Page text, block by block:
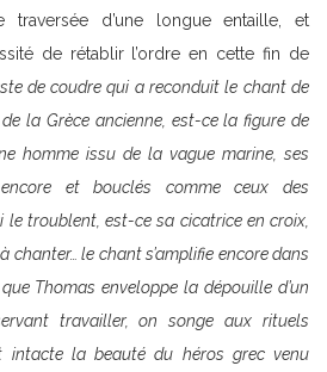
traversée d’une longue entaille, et
de rétablir l’ordre en cette fin de
de coudre qui a reconduit le chant de
la Grèce ancienne, est-ce la figure de
homme issu de la vague marine, ses
et bouclés comme ceux des
le troublent, est-ce sa cicatrice en croix,
chanter… le chant s’amplifie encore dans
Thomas enveloppe la dépouille d’un
travailler, on songe aux rituels
intacte la beauté du héros grec venu